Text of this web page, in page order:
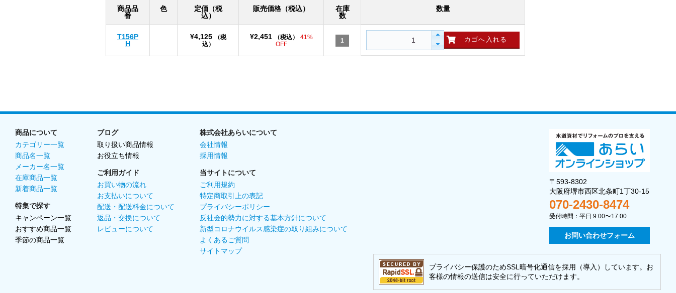
商品品
番
色
定価（税
込）
販売価格（税込）
在庫
数
数量
T156P
H
¥4,125
（税
込）
¥2,451 （税込）
41%
OFF
1
商品について
カテゴリー一覧
商品名一覧
メーカー名一覧
在庫商品一覧
新着商品一覧
特集で探す
キャンペーン一覧
おすすめ商品一覧
季節の商品一覧
ブログ
取り扱い商品情報
お役立ち情報
ご利用ガイド
お買い物の流れ
お支払いについて
配送・配送料金について
返品・交換について
レビューについて
株式会社あらいについて
会社情報
採用情報
当サイトについて
ご利用規約
特定商取引上の表記
プライバシーポリシー
反社会的勢力に対する基本方針について
新型コロナウイルス感染症の取り組みについて
よくあるご質問
サイトマップ
〒593-8302
大阪府堺市西区北条町1丁30-15
070-2430-8474
受付時間：平日 9:00〜17:00
お問い合わせフォーム
プライバシー保護のためSSL暗号化通信を採用（導入）しています。お
客様の情報の送信は安全に行っていただけます。